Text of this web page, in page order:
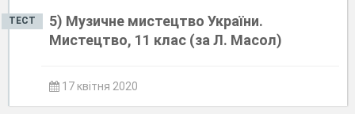
ТЕСТ
5) Музичне мистецтво України.
Мистецтво, 11 клас (за Л. Масол)
17 квітня 2020